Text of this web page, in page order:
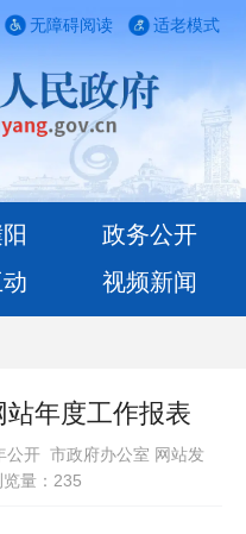
适老模式
无障碍阅读
政务公开
视频新闻
年度工作报表
公开 市政府办公室 网站发
量： 235